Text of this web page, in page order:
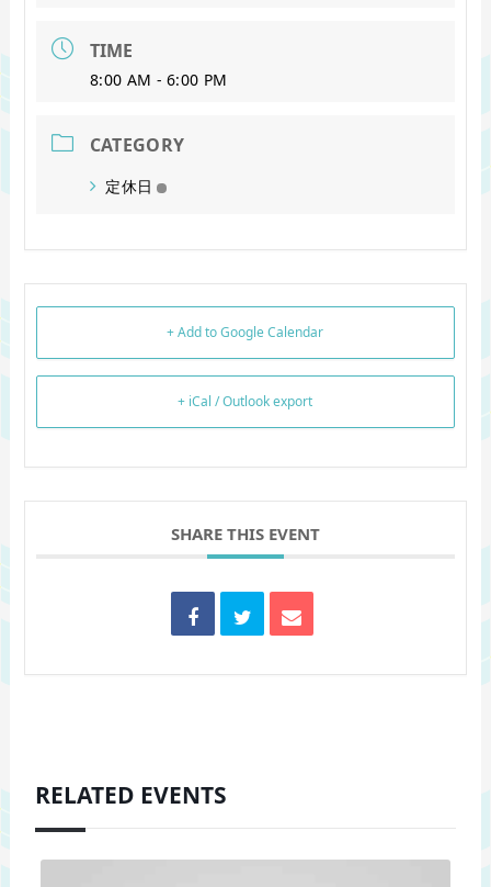
TIME
8:00 AM - 6:00 PM
CATEGORY
定休日
+ Add to Google Calendar
+ iCal / Outlook export
SHARE THIS EVENT
RELATED EVENTS